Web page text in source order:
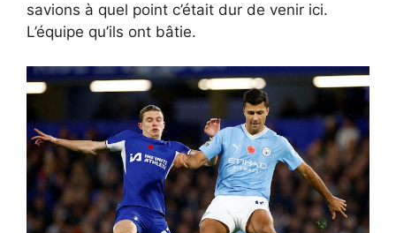
savions à quel point c’était dur de venir ici.
L’équipe qu’ils ont bâtie.